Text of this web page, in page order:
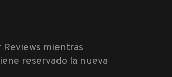
Reviews mientras
reservado la nueva